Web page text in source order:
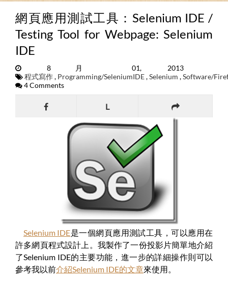
網頁應用測試工具：Selenium IDE /
Testing Tool for Webpage: Selenium
IDE
8月 01, 2013
程式寫作, Programming/SeleniumIDE,Selenium ,Software/
4 Comments
L
Selenium IDE是一個網頁應用測試工具，可以應用在
許多網頁程式設計上。我製作了一份投影片簡單地介紹
了Selenium IDE的主要功能，進一步的詳細操作則可以
參考我以前介紹Selenium IDE的文章來使用。